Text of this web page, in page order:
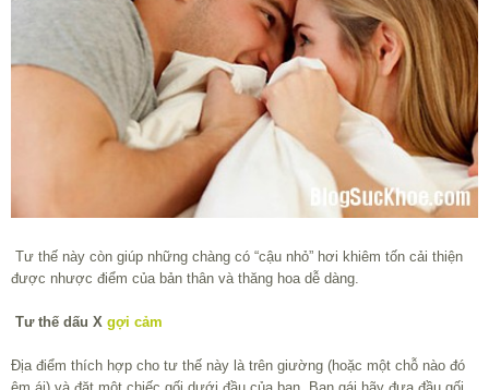
Tư thế này còn giúp những chàng có “cậu nhỏ” hơi khiêm tốn cải thiện
được nhược điểm của bản thân và thăng hoa dễ dàng.
Tư thế dấu X gợi cảm
Địa điểm thích hợp cho tư thế này là trên giường (hoặc một chỗ nào đó